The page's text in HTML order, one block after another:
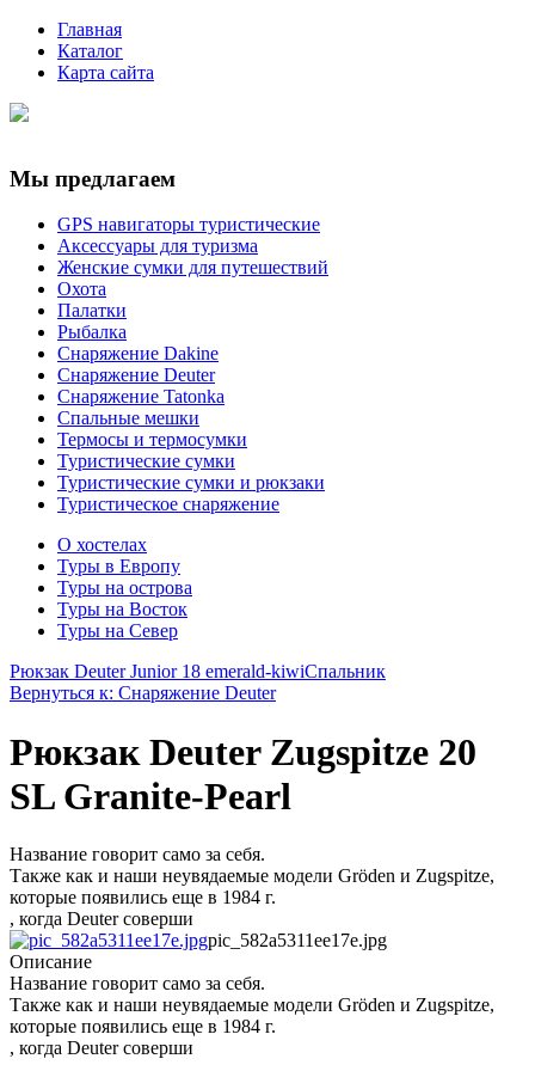
Главная
Каталог
Карта сайта
Мы предлагаем
GPS навигаторы туристические
Аксессуары для туризма
Женские сумки для путешествий
Охота
Палатки
Рыбалка
Снаряжение Dakine
Снаряжение Deuter
Снаряжение Tatonka
Спальные мешки
Термосы и термосумки
Туристические сумки
Туристические сумки и рюкзаки
Туристическое снаряжение
О хостелах
Туры в Европу
Туры на острова
Туры на Восток
Туры на Север
Рюкзак Deuter Junior 18 emerald-kiwiСпальник
Вернуться к: Снаряжение Deuter
Рюкзак Deuter Zugspitze 20
SL Granite-Pearl
Название говорит само за себя.
Также как и наши неувядаемые модели Gröden и Zugspitze,
которые появились еще в 1984 г.
, когда Deuter соверши
pic_582a5311ee17e.jpg
Описание
Название говорит само за себя.
Также как и наши неувядаемые модели Gröden и Zugspitze,
которые появились еще в 1984 г.
, когда Deuter соверши